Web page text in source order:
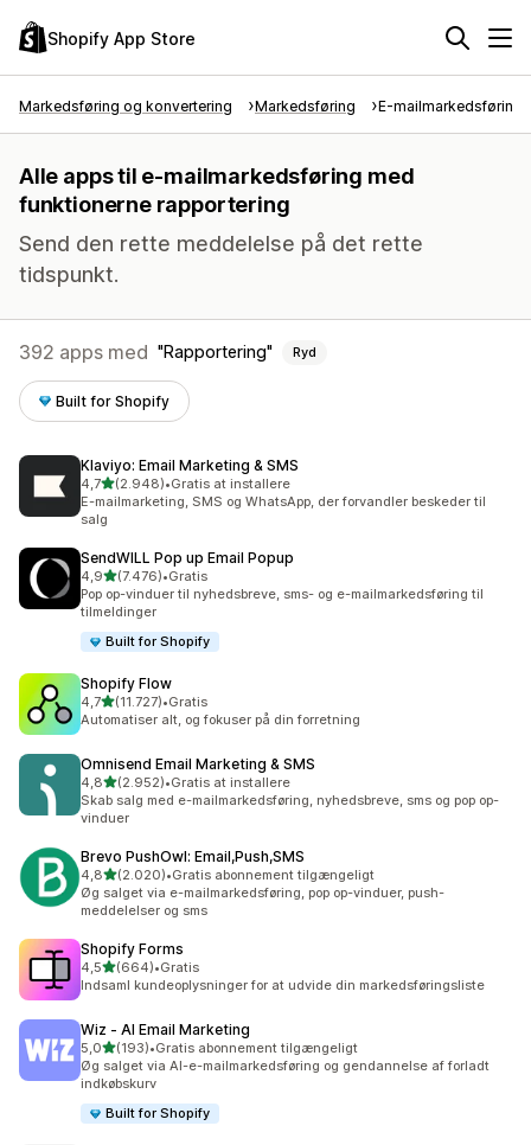
Shopify App Store
Markedsføring og konvertering Markedsføring E-mailmarkedsføring
Alle apps til e-mailmarkedsføring med
funktionerne rapportering
Send den rette meddelelse på det rette
tidspunkt.
392 apps med Rapportering Ryd
Built for Shopify
Klaviyo: Email Marketing & SMS
4,7ud af 5 stjerner
(2.948)
2948 anmeldelser i alt
•Gratis at installere
E-mailmarketing, SMS og WhatsApp, der forvandler beskeder til
salg
SendWILL Pop up Email Popup
4,9ud af 5 stjerner
(7.476)
7476 anmeldelser i alt
•Gratis
Pop op-vinduer til nyhedsbreve, sms- og e-mailmarkedsføring til
tilmeldinger
Built for Shopify
Shopify Flow
4,7ud af 5 stjerner
(11.727)
11727 anmeldelser i alt
•Gratis
Automatiser alt, og fokuser på din forretning
Omnisend Email Marketing & SMS
4,8ud af 5 stjerner
(2.952)
2952 anmeldelser i alt
•Gratis at installere
Skab salg med e-mailmarkedsføring, nyhedsbreve, sms og pop op-
vinduer
Brevo PushOwl: Email,Push,SMS
4,8ud af 5 stjerner
(2.020)
2020 anmeldelser i alt
•Gratis abonnement tilgængeligt
Øg salget via e-mailmarkedsføring, pop op-vinduer, push-
meddelelser og sms
Shopify Forms
4,5ud af 5 stjerner
(664)
664 anmeldelser i alt
•Gratis
Indsaml kundeoplysninger for at udvide din markedsføringsliste
Wiz ‑ AI Email Marketing
5,0ud af 5 stjerner
(193)
193 anmeldelser i alt
•Gratis abonnement tilgængeligt
Øg salget via AI-e-mailmarkedsføring og gendannelse af forladt
indkøbskurv
Built for Shopify